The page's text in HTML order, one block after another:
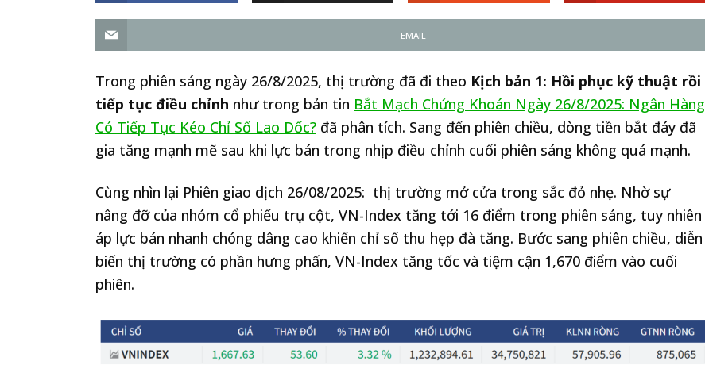
EMAIL
Trong phiên sáng ngày 26/8/2025, thị trường đã đi theo Kịch bản 1: Hồi phục kỹ thuật rồi
tiếp tục điều chỉnh như trong bản tin Bắt Mạch Chứng Khoán Ngày 26/8/2025: Ngân Hàng
Có Tiếp Tục Kéo Chỉ Số Lao Dốc? đã phân tích. Sang đến phiên chiều, dòng tiền bắt đáy đã
gia tăng mạnh mẽ sau khi lực bán trong nhịp điều chỉnh cuối phiên sáng không quá mạnh.
Cùng nhìn lại Phiên giao dịch 26/08/2025: thị trường mở cửa trong sắc đỏ nhẹ. Nhờ sự
nâng đỡ của nhóm cổ phiếu trụ cột, VN-Index tăng tới 16 điểm trong phiên sáng, tuy nhiên
áp lực bán nhanh chóng dâng cao khiến chỉ số thu hẹp đà tăng. Bước sang phiên chiều, diễn
biến thị trường có phần hưng phấn, VN-Index tăng tốc và tiệm cận 1,670 điểm vào cuối
phiên.